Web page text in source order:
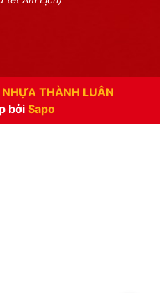
NHỰA THÀNH LUÂN
bởiSapo